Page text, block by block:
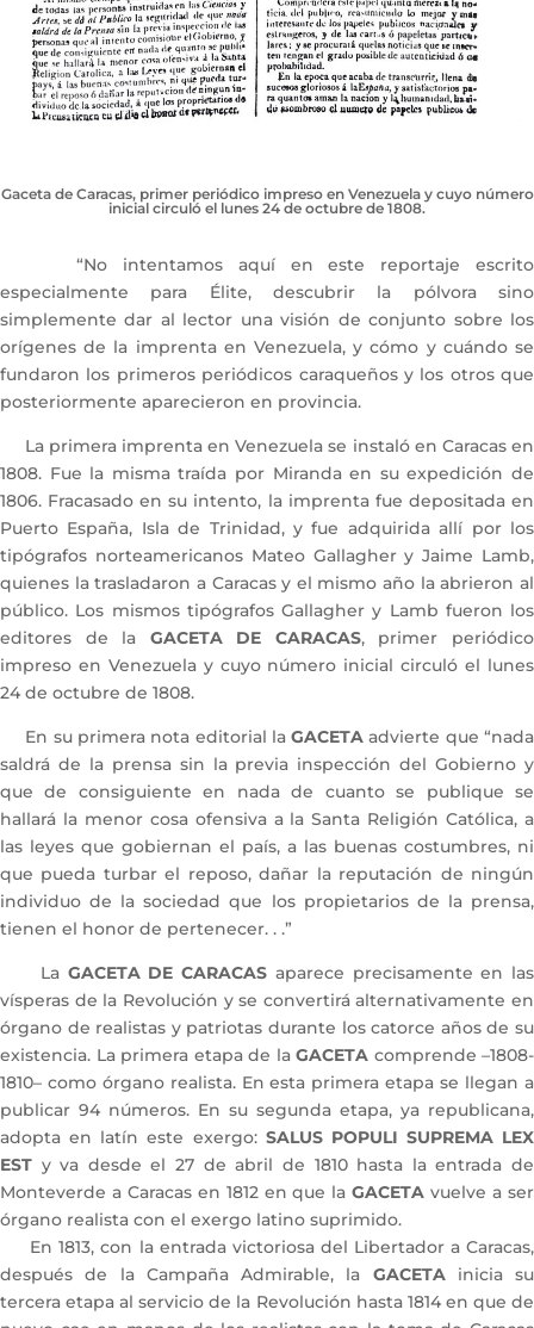
Gaceta de Caracas, primer periódico impreso en Venezuela y cuyo número
inicial circuló el lunes 24 de octubre de 1808.
“No intentamos aquí en este reportaje escrito
especialmente para Élite, descubrir la pólvora sino
simplemente dar al lector una visión de conjunto sobre los
orígenes de la imprenta en Venezuela, y cómo y cuándo se
fundaron los primeros periódicos caraqueños y los otros que
posteriormente aparecieron en provincia.
La primera imprenta en Venezuela se instaló en Caracas en
1808. Fue la misma traída por Miranda en su expedición de
1806. Fracasado en su intento, la imprenta fue depositada en
Puerto España, Isla de Trinidad, y fue adquirida allí por los
tipógrafos norteamericanos Mateo Gallagher y Jaime Lamb,
quienes la trasladaron a Caracas y el mismo año la abrieron al
público. Los mismos tipógrafos Gallagher y Lamb fueron los
editores de la GACETA DE CARACAS, primer periódico
impreso en Venezuela y cuyo número inicial circuló el lunes
24 de octubre de 1808.
En su primera nota editorial laGACETA advierte que “nada
saldrá de la prensa sin la previa inspección del Gobierno y
que de consiguiente en nada de cuanto se publique se
hallará la menor cosa ofensiva a la Santa Religión Católica, a
las leyes que gobiernan el país, a las buenas costumbres, ni
que pueda turbar el reposo, dañar la reputación de ningún
individuo de la sociedad que los propietarios de la prensa,
tienen el honor de pertenecer. . .”
La GACETA DE CARACAS aparece precisamente en las
vísperas de la Revolución y se convertirá alternativamente en
órgano de realistas y patriotas durante los catorce años de su
existencia. La primera etapa de la GACETA comprende –1808-
1810– como órgano realista. En esta primera etapa se llegan a
publicar 94 números. En su segunda etapa, ya republicana,
adopta en latín este exergo: SALUS POPULI SUPREMA LEX
EST y va desde el 27 de abril de 1810 hasta la entrada de
Monteverde a Caracas en 1812 en que laGACETA vuelve a ser
órgano realista con el exergo latino suprimido.
En 1813, con la entrada victoriosa del Libertador a Caracas,
después de la Campaña Admirable, la GACETAinicia su
tercera etapa al servicio de la Revolución hasta 1814 en que de